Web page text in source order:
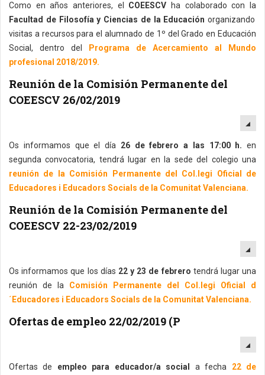
Como en años anteriores, el COEESCV ha colaborado con la
Facultad de Filosofía y Ciencias de la Educaciónorganizando
visitas a recursos para el alumnado de 1º del Grado en Educación
Social, dentro del
Programa de Acercamiento al Mundo
profesional 2018/2019.
Reunión de la Comisión Permanente del
COEESCV 26/02/2019
Os informamos que el día 26 de febrero a las 17:00 h. en
segunda convocatoria, tendrá lugar en la sede del colegio una
reunión de la Comisión Permanente del Col.legi Oficial de
Educadores i Educadors Socials de la Comunitat Valenciana.
Reunión de la Comisión Permanente del
COEESCV 22-23/02/2019
Os informamos que los días 22 y 23 de febrero tendrá lugar una
reunión de la Comisión Permanente del Col.legi Oficial d
´Educadores i Educadors Socials de la Comunitat Valenciana.
Ofertas de empleo 22/02/2019 (P
Ofertas de empleo para educador/a social a fecha 22 de